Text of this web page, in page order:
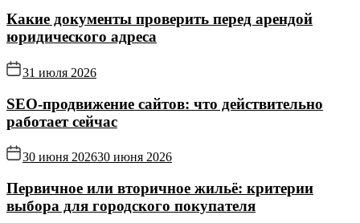
Какие документы проверить перед арендой
юридического адреса
31 июля 2026
SEO-продвижение сайтов: что действительно
работает сейчас
30 июня 202630 июня 2026
Первичное или вторичное жильё: критерии
выбора для городского покупателя